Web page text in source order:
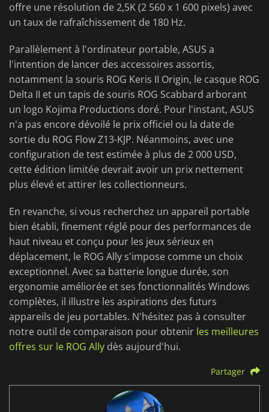
offre une résolution de 2,5K (2 560 x 1 600 pixels) avec
un taux de rafraîchissement de 180 Hz.
Parallèlement à l'ordinateur portable, ASUS a
l'intention de lancer des accessoires assortis,
notamment la souris ROG Keris II Origin, le casque ROG
Delta II et un tapis de souris ROG Scabbard arborant
un logo Kojima Productions doré. Pour l'instant, ASUS
n'a pas encore dévoilé le prix officiel ou la date de
sortie du ROG Flow Z13-KJP. Néanmoins, avec une
configuration de test estimée à plus de 2 000 USD,
cette édition limitée devrait avoir un prix nettement
plus élevé et attirer les collectionneurs.
En revanche, si vous recherchez un appareil portable
bien établi, finement réglé pour des performances de
haut niveau et conçu pour les jeux sérieux en
déplacement, le ROG Ally s'impose comme un choix
exceptionnel. Avec sa batterie longue durée, son
ergonomie améliorée et ses fonctionnalités Windows
complètes, il illustre les aspirations des futurs
appareils de jeu portables. N'hésitez pas à consulter
notre outil de comparaison pour obtenir les meilleures
offres sur le ROG Ally dès aujourd'hui.
Partager